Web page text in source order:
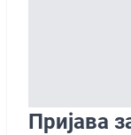
Пријава